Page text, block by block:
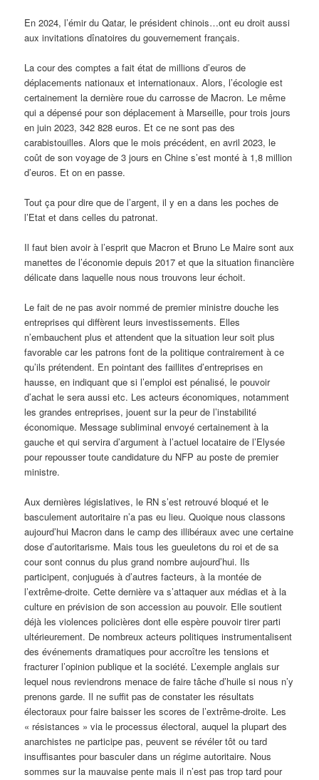
En 2024, l’émir du Qatar, le président chinois…ont eu droit aussi
aux invitations dînatoires du gouvernement français.
La cour des comptes a fait état de millions d’euros de
déplacements nationaux et internationaux. Alors, l’écologie est
certainement la dernière roue du carrosse de Macron. Le même
qui a dépensé pour son déplacement à Marseille, pour trois jours
en juin 2023, 342 828 euros. Et ce ne sont pas des
carabistouilles. Alors que le mois précédent, en avril 2023, le
coût de son voyage de 3 jours en Chine s’est monté à 1,8 million
d’euros. Et on en passe.
Tout ça pour dire que de l’argent, il y en a dans les poches de
l’Etat et dans celles du patronat.
Il faut bien avoir à l’esprit que Macron et Bruno Le Maire sont aux
manettes de l’économie depuis 2017 et que la situation financière
délicate dans laquelle nous nous trouvons leur échoit.
Le fait de ne pas avoir nommé de premier ministre douche les
entreprises qui diffèrent leurs investissements. Elles
n’embauchent plus et attendent que la situation leur soit plus
favorable car les patrons font de la politique contrairement à ce
qu’ils prétendent. En pointant des faillites d’entreprises en
hausse, en indiquant que si l’emploi est pénalisé, le pouvoir
d’achat le sera aussi etc. Les acteurs économiques, notamment
les grandes entreprises, jouent sur la peur de l’instabilité
économique. Message subliminal envoyé certainement à la
gauche et qui servira d’argument à l’actuel locataire de l’Elysée
pour repousser toute candidature du NFP au poste de premier
ministre.
Aux dernières législatives, le RN s’est retrouvé bloqué et le
basculement autoritaire n’a pas eu lieu. Quoique nous classons
aujourd’hui Macron dans le camp des illibéraux avec une certaine
dose d’autoritarisme. Mais tous les gueuletons du roi et de sa
cour sont connus du plus grand nombre aujourd’hui. Ils
participent, conjugués à d’autres facteurs, à la montée de
l’extrême-droite. Cette dernière va s’attaquer aux médias et à la
culture en prévision de son accession au pouvoir. Elle soutient
déjà les violences policières dont elle espère pouvoir tirer parti
ultérieurement. De nombreux acteurs politiques instrumentalisent
des événements dramatiques pour accroître les tensions et
fracturer l’opinion publique et la société. L’exemple anglais sur
lequel nous reviendrons menace de faire tâche d’huile si nous n’y
prenons garde. Il ne suffit pas de constater les résultats
électoraux pour faire baisser les scores de l’extrême-droite. Les
« résistances » via le processus électoral, auquel la plupart des
anarchistes ne participe pas, peuvent se révéler tôt ou tard
insuffisantes pour basculer dans un régime autoritaire. Nous
sommes sur la mauvaise pente mais il n’est pas trop tard pour